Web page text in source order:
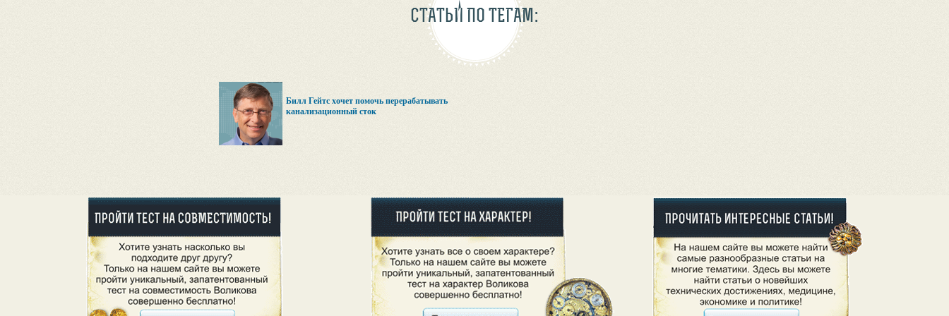
СТАТЬИ ПО ТЕГАМ:
Билл Гейтс хочет помочь перерабатывать
канализационный сток